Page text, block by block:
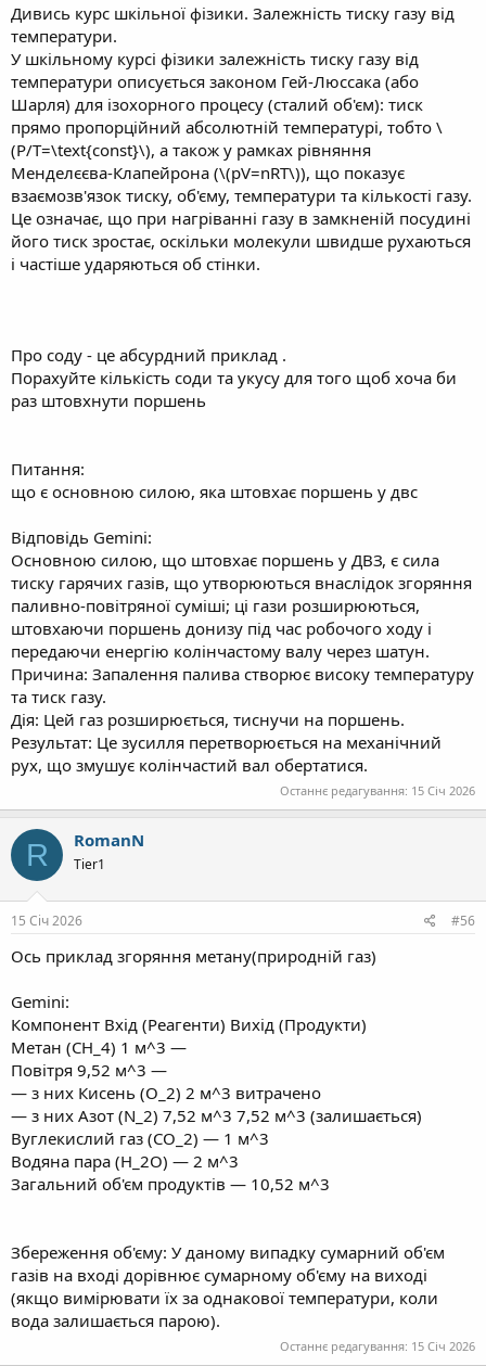
Дивись курс шкільної фізики. Залежність тиску газу від
температури.
У шкільному курсі фізики залежність тиску газу від
температури описується законом Гей-Люссака (або
Шарля) для ізохорного процесу (сталий об'єм): тиск
прямо пропорційний абсолютній температурі, тобто \
(P/T=\text{const}\), а також у рамках рівняння
Менделєєва-Клапейрона (\(pV=nRT\)), що показує
взаємозв'язок тиску, об'єму, температури та кількості газу.
Це означає, що при нагріванні газу в замкненій посудині
його тиск зростає, оскільки молекули швидше рухаються
і частіше ударяються об стінки.
Про соду - це абсурдний приклад .
Порахуйте кількість соди та укусу для того щоб хоча би
раз штовхнути поршень
Питання:
що є основною силою, яка штовхає поршень у двс
Відповідь Gemini:
Основною силою, що штовхає поршень у ДВЗ, є сила
тиску гарячих газів, що утворюються внаслідок згоряння
паливно-повітряної суміші; ці гази розширюються,
штовхаючи поршень донизу під час робочого ходу і
передаючи енергію колінчастому валу через шатун.
Причина: Запалення палива створює високу температуру
та тиск газу.
Дія: Цей газ розширюється, тиснучи на поршень.
Результат: Це зусилля перетворюється на механічний
рух, що змушує колінчастий вал обертатися.
Останнє редагування: 15 Січ 2026
R RomanN
Tier1
15 Січ 2026 #56
Ось приклад згоряння метану(природній газ)
Gemini:
Компонент Вхід (Реагенти) Вихід (Продукти)
Метан (CH_4) 1 м^3 —
Повітря 9,52 м^3 —
— з них Кисень (O_2) 2 м^3 витрачено
— з них Азот (N_2) 7,52 м^3 7,52 м^3 (залишається)
Вуглекислий газ (CO_2) — 1 м^3
Водяна пара (H_2O) — 2 м^3
Загальний об'єм продуктів — 10,52 м^3
Збереження об'єму: У даному випадку сумарний об'єм
газів на вході дорівнює сумарному об'єму на виході
(якщо вимірювати їх за однакової температури, коли
вода залишається парою).
Останнє редагування: 15 Січ 2026